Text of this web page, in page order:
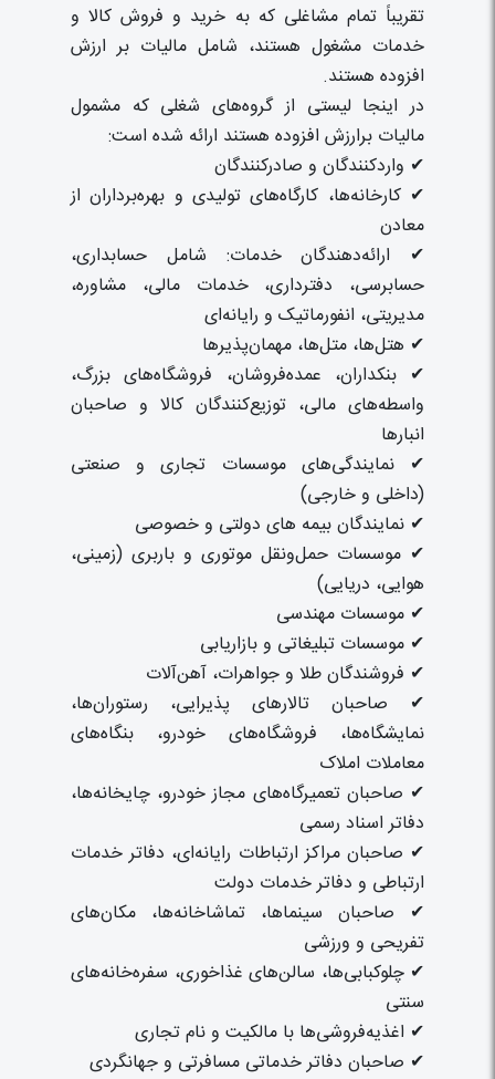
تقریباً تمام مشاغلی که به خرید و فروش کالا و
خدمات مشغول هستند، شامل مالیات بر ارزش
افزوده هستند.
در اینجا لیستی از گروه‌های شغلی که مشمول
مالیات برارزش افزوده هستند ارائه شده است:
✔ واردکنندگان و صادرکنندگان
✔ کارخانه‌ها، کارگاه‌های تولیدی و بهره‌برداران از
معادن
✔ ارائه‌دهندگان خدمات: شامل حسابداری،
حسابرسی، دفترداری، خدمات مالی، مشاوره،
مدیریتی، انفورماتیک و رایانه‌ای
✔ هتل‌ها، متل‌ها، مهمان‌پذیرها
✔ بنکداران، عمده‌فروشان، فروشگاه‌های بزرگ،
واسطه‌های مالی، توزیع‌کنندگان کالا و صاحبان
انبارها
✔ نمایندگی‌های موسسات تجاری و صنعتی
(داخلی و خارجی)
✔ نمایندگان بیمه های دولتی و خصوصی
✔ موسسات حمل‌ونقل موتوری و باربری (زمینی،
هوایی، دریایی)
✔ موسسات مهندسی
✔ موسسات تبلیغاتی و بازاریابی
✔ فروشندگان طلا و جواهرات، آهن‌آلات
✔ صاحبان تالارهای پذیرایی، رستوران‌ها،
نمایشگاه‌ها، فروشگاه‌های خودرو، بنگاه‌های
معاملات املاک
✔ صاحبان تعمیرگاه‌های مجاز خودرو، چایخانه‌ها،
دفاتر اسناد رسمی
✔ صاحبان مراکز ارتباطات رایانه‌ای، دفاتر خدمات
ارتباطی و دفاتر خدمات دولت
✔ صاحبان سینماها، تماشاخانه‌ها، مکان‌های
تفریحی و ورزشی
✔ چلوکبابی‌ها، سالن‌های غذاخوری، سفره‌خانه‌های
سنتی
✔ اغذیه‌فروشی‌ها با مالکیت و نام تجاری
✔ صاحبان دفاتر خدماتی مسافرتی و جهانگردی